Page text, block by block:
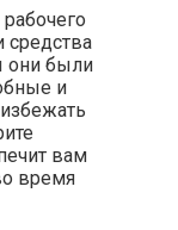
средства
они были
и
вам
время